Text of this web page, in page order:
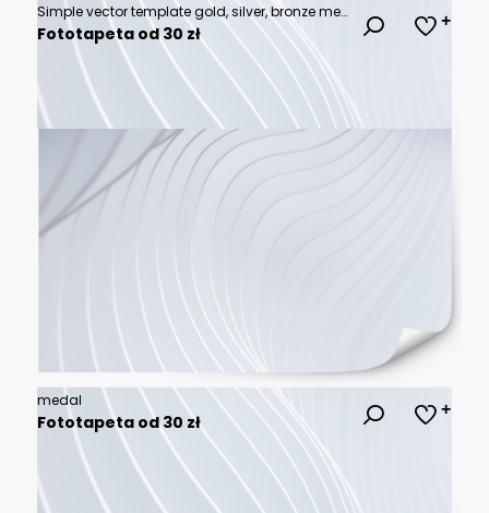
Simple vector template gold, silver, bronze medals for stamps or coins
Fototapeta od 30 zł
medal
Fototapeta od 30 zł